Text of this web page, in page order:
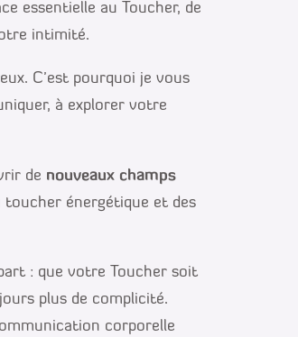
essentielle au Toucher, de
intimité.
C’est pourquoi je vous
à explorer votre
de nouveaux champs
énergétique et des
: que votre Toucher soit
plus de complicité.
corporelle